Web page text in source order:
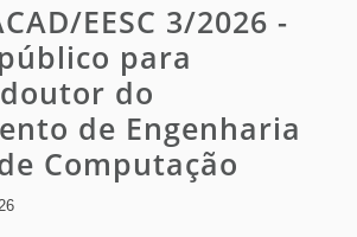
EESC 3/2026 -
para
do
de Engenharia
Computação